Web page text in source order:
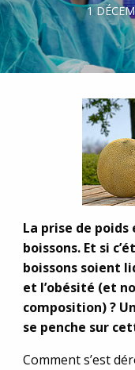
1
La prise de
boissons. Et si
boissons soient
et l’obésité (et
composition) ?
se penche sur
Comment s’est